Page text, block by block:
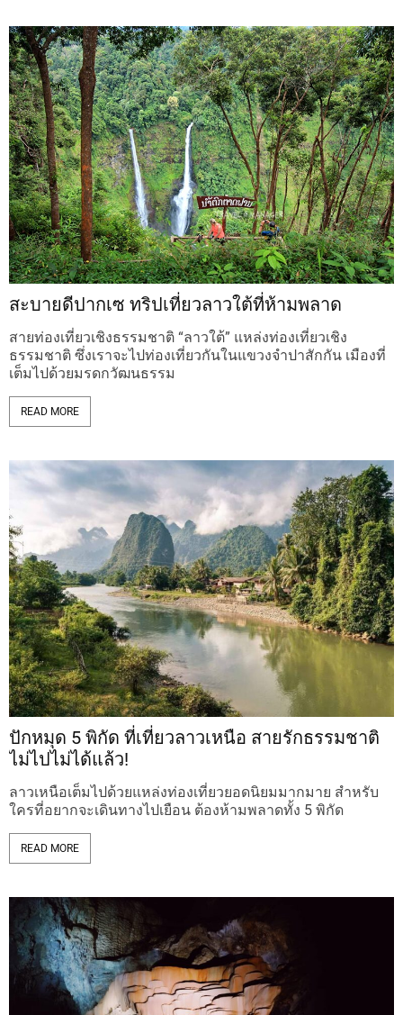
สะบายดีปากเซ ทริปเที่ยวลาวใต้ที่ห้ามพลาด
สายท่องเที่ยวเชิงธรรมชาติ “ลาวใต้” แหล่งท่องเที่ยวเชิง
ธรรมชาติ ซึ่งเราจะไปท่องเที่ยวกันในแขวงจำปาสักกัน เมืองที่
เต็มไปด้วยมรดกวัฒนธรรม
READ MORE
ปักหมุด 5 พิกัด ที่เที่ยวลาวเหนือ สายรักธรรมชาติ
ไม่ไปไม่ได้แล้ว!
ลาวเหนือเต็มไปด้วยแหล่งท่องเที่ยวยอดนิยมมากมาย สำหรับ
ใครที่อยากจะเดินทางไปเยือน ต้องห้ามพลาดทั้ง 5 พิกัด
READ MORE